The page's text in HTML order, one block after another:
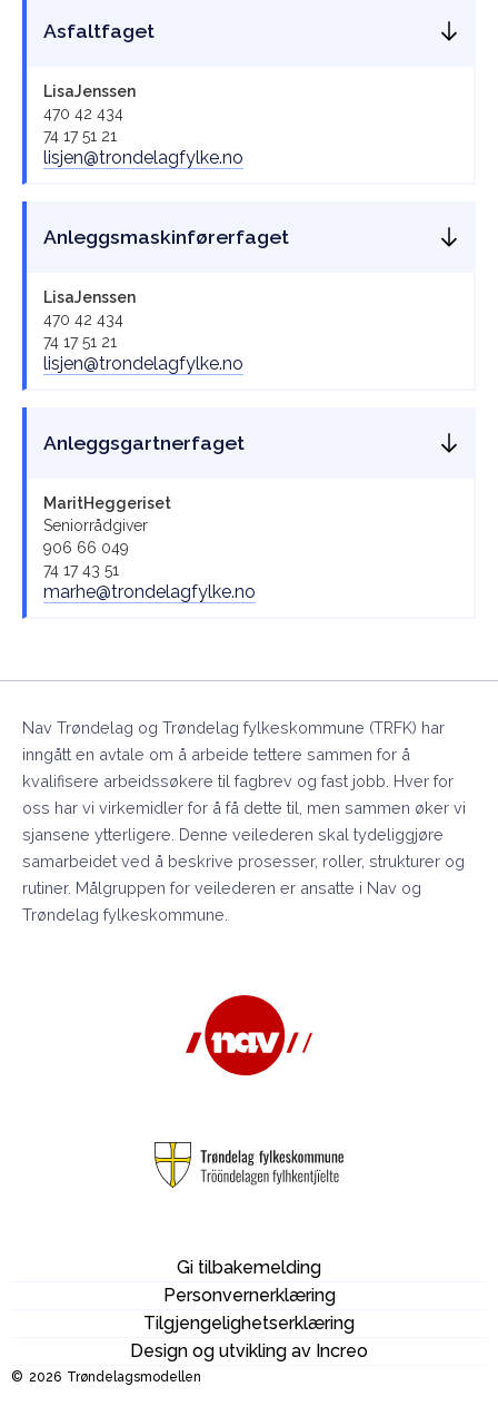
Asfaltfaget
LisaJenssen
470 42 434
74 17 51 21
lisjen@trondelagfylke.no
Anleggsmaskinførerfaget
LisaJenssen
470 42 434
74 17 51 21
lisjen@trondelagfylke.no
Anleggsgartnerfaget
MaritHeggeriset
Seniorrådgiver
906 66 049
74 17 43 51
marhe@trondelagfylke.no
Nav Trøndelag og Trøndelag fylkeskommune (TRFK) har
inngått en avtale om å arbeide tettere sammen for å
kvalifisere arbeidssøkere til fagbrev og fast jobb. Hver for
oss har vi virkemidler for å få dette til, men sammen øker vi
sjansene ytterligere. Denne veilederen skal tydeliggjøre
samarbeidet ved å beskrive prosesser, roller, strukturer og
rutiner. Målgruppen for veilederen er ansatte i Nav og
Trøndelag fylkeskommune.
Gi tilbakemelding
Personvernerklæring
Tilgjengelighetserklæring
Design og utvikling av Increo
© 2026 Trøndelagsmodellen